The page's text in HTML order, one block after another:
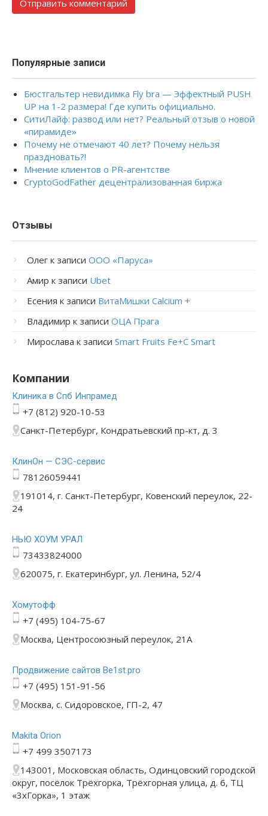
Популярные записи
Бюстгальтер невидимка Fly bra — Эффектный PUSH
UP на 1-2 размера! Где купить официально.
СитиЛайф: развод или нет? Реальный отзыв о новой
«пирамиде»
Почему не отмечают 40 лет? Почему нельзя
праздновать?!
Мнение клиентов о PR-агентстве
CryptoGodFather децентрализованная биржа
Отзывы
Олег к записи ООО «Паруса»
Амир к записи Ubet
Есения к записи ВитаМишки Calcium +
Владимир к записи ОЦА Прага
Мирослава к записи Smart Fruits Fe+C Smart
Компании
Клиника в Спб Инпрамед
+7 (812) 920-10-53
Санкт-Петербург, Кондратьевский пр-кт, д. 3
КлинОн — СЭС-сервис
78126059441
191014, г. Санкт-Петербург, Ковенский переулок, 22-
24
НЬЮ ХОУМ УРАЛ
73433824000
620075, г. Екатеринбург, ул. Ленина, 52/4
Хомутофф
+7 (495) 104-75-67
Москва, Центросоюзный переулок, 21А
Продвижение сайтов Be1st.pro
+7 (495) 151-91-56
Москва, с. Сидоровское, ГП-2, 47
Makita Orion
+7 499 3507173
143001, Московская область, Одинцовский городской
округ, посёлок Трёхгорка, Трёхгорная улица, д. 6, ТЦ
«3хГорка», 1 этаж